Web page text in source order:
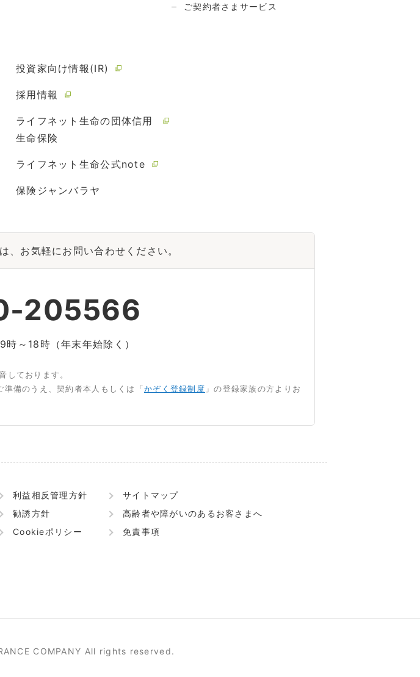
ご契約者さまサービス
投資家向け情報(IR)
採用情報
ライフネット生命の団体信用
生命保険
ライフネット生命公式note
保険ジャンバラヤ
、お気軽にお問い合わせください。
205566
～18時（年末年始除く）
しております。
備のうえ、契約者本人もしくは「かぞく登録制度 」の登録家族の方よりお
利益相反管理方針
サイトマップ
勧誘方針
高齢者や障がいのあるお客さまへ
Cookieポリシー
免責事項
COMPANY All rights reserved.